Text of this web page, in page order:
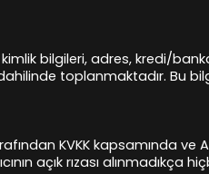
bilgileri, adres, kredi/
toplanmaktadır. Bu
KVKK kapsamında
açık rızası alınmadıkça